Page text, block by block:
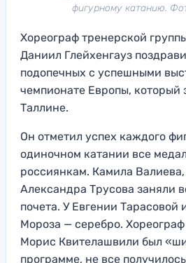
фигурному катанию.
Хореограф тренерской
Даниил Глейхенгауз
подопечных с успешными
чемпионате Европы, который
Таллине.
Он отметил успех каждого
одиночном катании все
россиянкам. Камила
Александра Трусова заняли
почета. У Евгении Тарасовой
Мороза — серебро.
Морис Квителашвили был
программе, не все